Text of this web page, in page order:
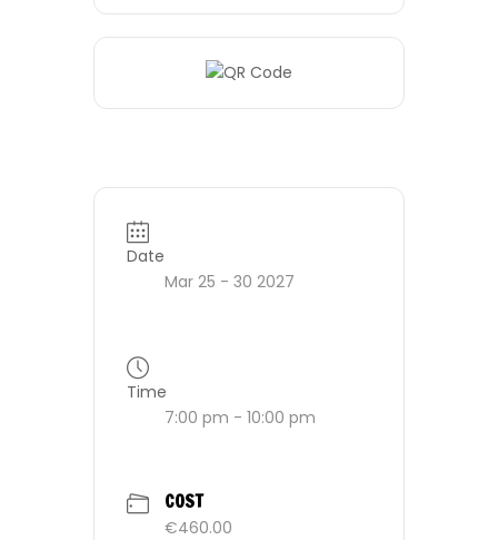
Date
Mar 25 - 30 2027
Time
7:00 pm - 10:00 pm
COST
€460.00